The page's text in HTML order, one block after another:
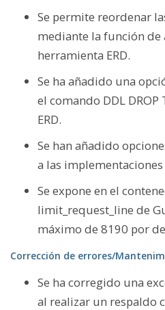
Se permite reordenar
mediante la función de
herramienta ERD.
Se ha añadido una
el comando DDL
ERD.
Se han añadido
a las implementaciones
Se expone en el
limit_request_line de
máximo de 8190 por
Corrección de errores/
Se ha corregido una
al realizar un respaldo